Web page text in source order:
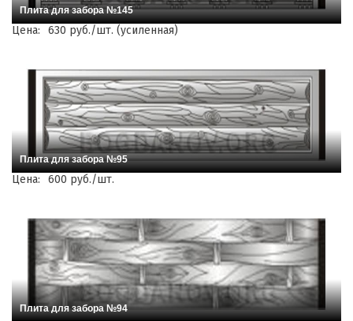
Плита для забора №145
Цена: 630 руб./шт. (усиленная)
Плита для забора №95
Цена: 600 руб./шт.
Плита для забора №94